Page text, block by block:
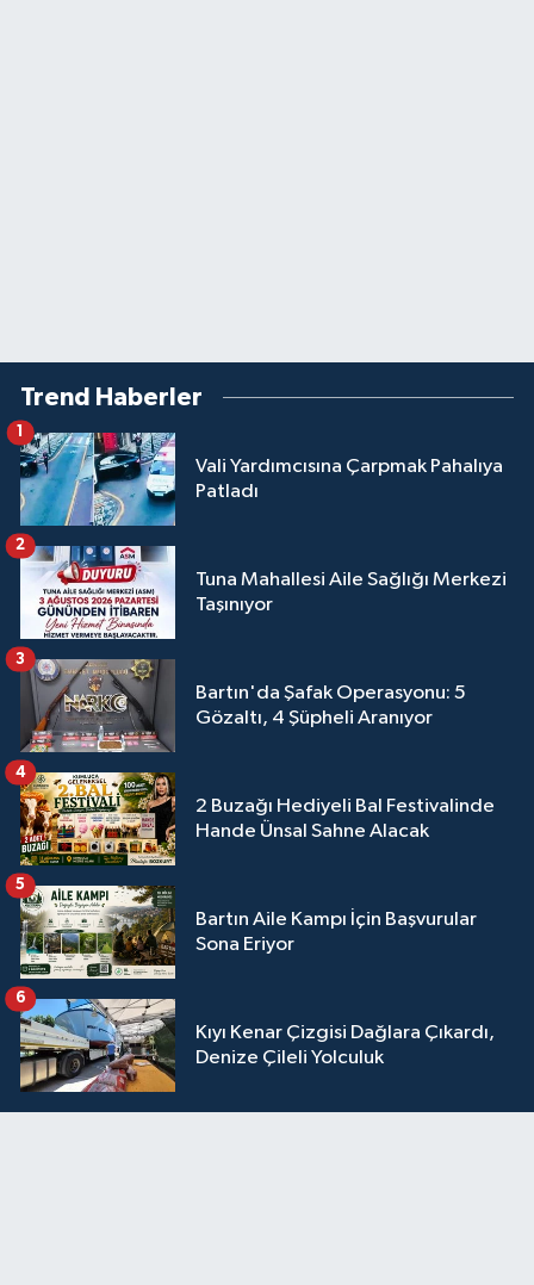
Trend Haberler
Vali Yardımcısına Çarpmak Pahalıya
Patladı
1
Tuna Mahallesi Aile Sağlığı Merkezi
Taşınıyor
2
Bartın'da Şafak Operasyonu: 5
Gözaltı, 4 Şüpheli Aranıyor
3
2 Buzağı Hediyeli Bal Festivalinde
Hande Ünsal Sahne Alacak
4
Bartın Aile Kampı İçin Başvurular
Sona Eriyor
5
Kıyı Kenar Çizgisi Dağlara Çıkardı,
Denize Çileli Yolculuk
6